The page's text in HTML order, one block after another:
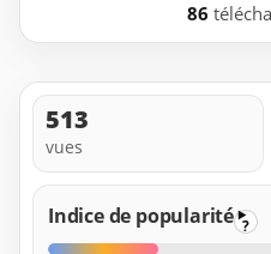
86
513
vues
Indice de popularité ?